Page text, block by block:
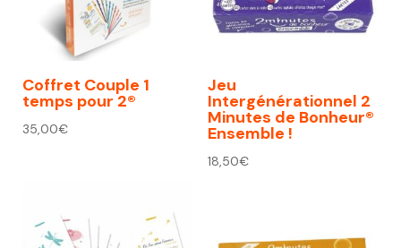
Coffret Couple 1
temps pour 2®
35,00€
Jeu
Intergénérationnel 2
Minutes de Bonheur®
Ensemble !
18,50€